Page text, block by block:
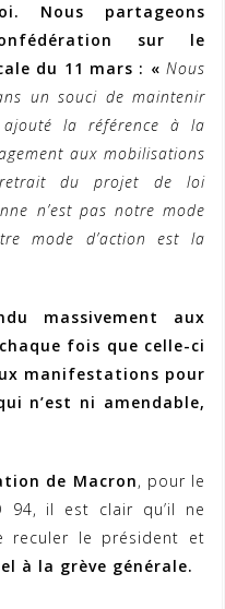
Nous partageons
sur le
du 11 mars : « Nous
un souci de maintenir
ajouté la référence à la
aux mobilisations
du projet de loi
n’est pas notre mode
mode d’action est la
massivement aux
fois que celle-ci
manifestations pour
n’est ni amendable,
de Macron, pour le
94, il est clair qu’il ne
reculer le président et
à la grève générale.